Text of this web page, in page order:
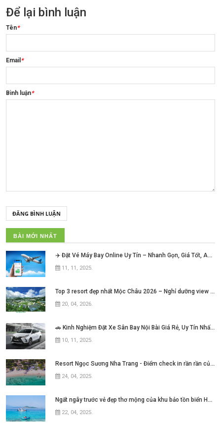
Để lại bình luận
Tên*
Email *
Bình luận*
ĐĂNG BÌNH LUẬN
BÀI MỚI NHẤT
✈️ Đặt Vé Máy Bay Online Uy Tín – Nhanh Gọn, Giá Tốt, An Tâm Mỗi Hành Trình!
11, 11, 2025
Top 3 resort đẹp nhất Mộc Châu 2026 – Nghỉ dưỡng view núi cực chill không thể bỏ lỡ
20, 04, 2026
🚗 Kinh Nghiệm Đặt Xe Sân Bay Nội Bài Giá Rẻ, Uy Tín Nhất Hiện Nay
10, 11, 2025
Resort Ngọc Sương Nha Trang - Điểm check in rần rần của những tín đồ mê phim Việt
24, 04, 2025
Ngất ngây trước vẻ đẹp thơ mộng của khu bảo tồn biển Hòn Mun Nha Trang
22, 04, 2025